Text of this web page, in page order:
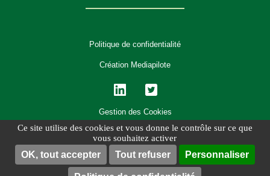
Ce site utilise des cookies et vous donne le contrôle sur ce que
vous souhaitez activer
OK, tout accepter Tout refuser Personnaliser
Trouver une
Menu
Politique de confidentialité
Création Mediapilote
Lin
in
Twi
Gestion des Cookies